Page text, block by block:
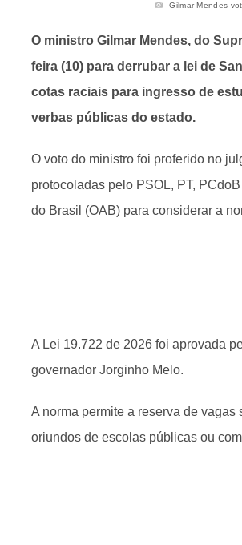
Gilmar Mendes
O ministro Gilmar Mendes, do
feira (10) para derrubar a lei de
cotas raciais para ingresso de
verbas públicas do estado.
O voto do ministro foi proferido no
protocoladas pelo PSOL, PT,
do Brasil (OAB) para considerar a
A Lei 19.722 de 2026 foi aprovada
governador Jorginho Melo.
A norma permite a reserva de
oriundos de escolas públicas ou